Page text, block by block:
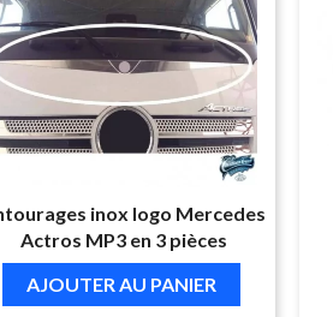
inox logo Mercedes
Actros MP3 en 3 pièces
AJOUTER AU PANIER